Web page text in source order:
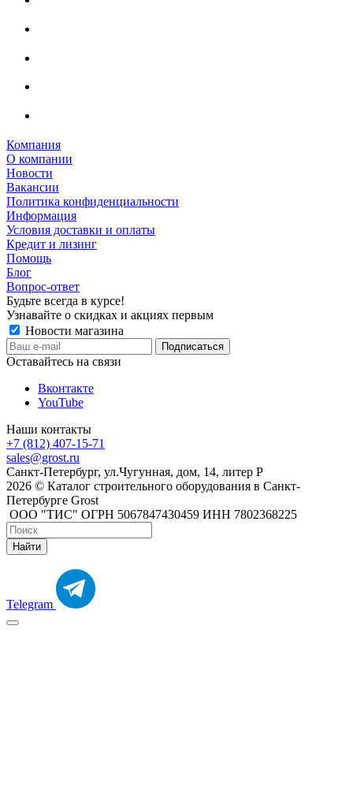
Компания
О компании
Новости
Вакансии
Политика конфиденциальности
Информация
Условия доставки и оплаты
Кредит и лизинг
Помощь
Блог
Вопрос-ответ
Будьте всегда в курсе!
Узнавайте о скидках и акциях первым
Новости магазина
Оставайтесь на связи
Вконтакте
YouTube
Наши контакты
+7 (812) 407-15-71
sales@grost.ru
Санкт-Петербург, ул.Чугунная, дом, 14, литер Р
2026 © Каталог строительного оборудования в Санкт-
Петербурге Grost
ООО "ТИС" ОГРН 5067847430459 ИНН 7802368225
Найти
Telegram